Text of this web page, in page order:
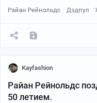
Райан Рейнольдс Дэдпул
Kayfashion
Райан Рейнольдс
50 летием.